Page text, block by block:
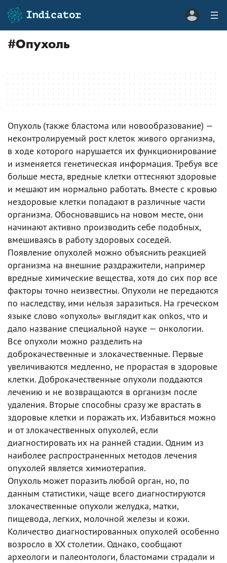
#Опухоль
Опухоль (также бластома или новообразование) —
неконтролируемый рост клеток живого организма,
в ходе которого нарушается их функционирование
и изменяется генетическая информация. Требуя все
больше места, вредные клетки оттесняют здоровые
и мешают им нормально работать. Вместе с кровью
нездоровые клетки попадают в различные части
организма. Обосновавшись на новом месте, они
начинают активно производить себе подобных,
вмешиваясь в работу здоровых соседей.
Появление опухолей можно объяснить реакцией
организма на внешние раздражители, например
вредные химические вещества, хотя до сих пор все
факторы точно неизвестны. Опухоли не передаются
по наследству, ими нельзя заразиться. На греческом
языке слово «опухоль» выглядит как onkos, что и
дало название специальной науке — онкологии.
Все опухоли можно разделить на
доброкачественные и злокачественные. Первые
увеличиваются медленно, не прорастая в здоровые
клетки. Доброкачественные опухоли поддаются
лечению и не возвращаются в организм после
удаления. Вторые способны сразу же врастать в
здоровые клетки и поражать их. Избавиться можно
и от злокачественных опухолей, если
диагностировать их на ранней стадии. Одним из
наиболее распространенных методов лечения
опухолей является химиотерапия.
Опухоль может поразить любой орган, но, по
данным статистики, чаще всего диагностируются
злокачественные опухоли желудка, матки,
пищевода, легких, молочной железы и кожи.
Количество диагностированных опухолей особенно
возросло в XX столетии. Однако, сообщают
археологи и палеонтологи, бластомами страдали и